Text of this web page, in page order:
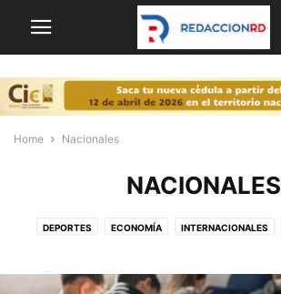
Home Nacionales
NACIONALES
DEPORTES ECONOMÍA INTERNACIONALES